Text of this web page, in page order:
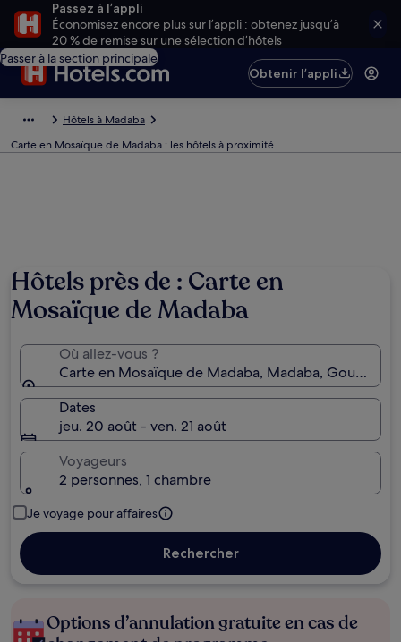
Passez à l’appli
Économisez encore plus sur l’appli : obtenez jusqu’à
20 % de remise sur une sélection d’hôtels
Passer à la section principale
Obtenir l’appli
Hôtels à Madaba
Carte en Mosaïque de Madaba : les hôtels à proximité
Hôtels près de : Carte en
Mosaïque de Madaba
Où allez-vous ?
Carte en Mosaïque de Madaba, Madaba,
Dates
jeu. 20 août - ven. 21 août
Voyageurs
2 personnes, 1 chambre
Je voyage pour affaires
Rechercher
Options d’annulation gratuite en cas de